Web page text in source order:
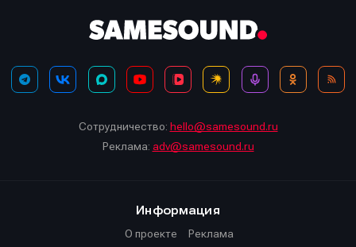
Сотрудничество: hello@samesound.ru
Реклама: adv@samesound.ru
Информация
О проекте
Реклама